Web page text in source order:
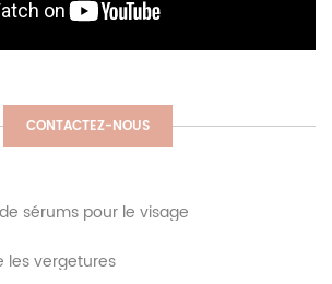
CONTACTEZ-NOUS
sérums pour le visage
les vergetures